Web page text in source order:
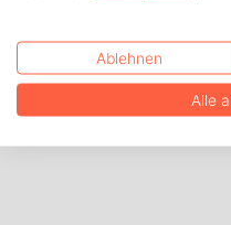
Ablehnen
Alle